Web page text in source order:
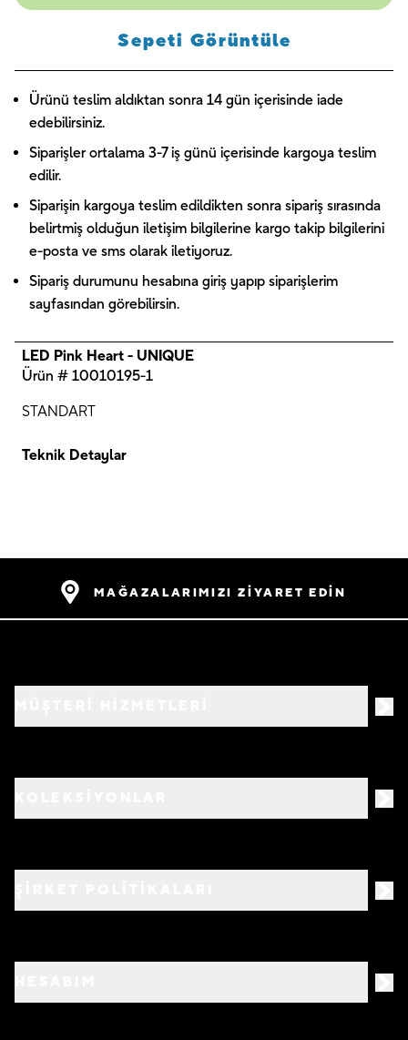
Sepeti Görüntüle
Ürünü teslim aldıktan sonra 14 gün içerisinde iade
edebilirsiniz.
Siparişler ortalama 3-7 iş günü içerisinde kargoya teslim
edilir.
Siparişin kargoya teslim edildikten sonra sipariş sırasında
belirtmiş olduğun iletişim bilgilerine kargo takip bilgilerini
e-posta ve sms olarak iletiyoruz.
Sipariş durumunu hesabına giriş yapıp siparişlerim
sayfasından görebilirsin.
LED Pink Heart - UNIQUE
Ürün # 10010195-1
STANDART
Teknik Detaylar
MAĞAZALARIMIZI ZİYARET EDİN